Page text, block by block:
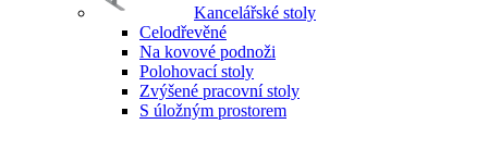
Kancelářské stoly
Celodřevěné
Na kovové podnoži
Polohovací stoly
Zvýšené pracovní stoly
S úložným prostorem